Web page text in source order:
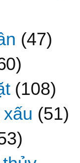
(47)
(108)
(51)